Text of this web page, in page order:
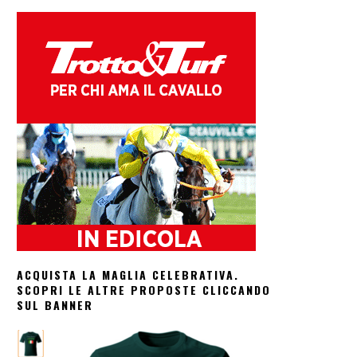
ACQUISTA LA MAGLIA CELEBRATIVA.
SCOPRI LE ALTRE PROPOSTE CLICCANDO
SUL BANNER